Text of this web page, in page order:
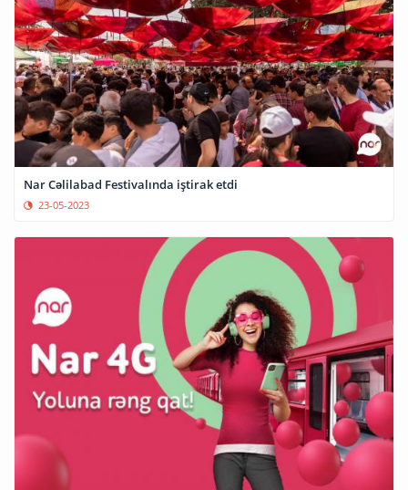
Nar Cəlilabad Festivalında iştirak etdi
23-05-2023